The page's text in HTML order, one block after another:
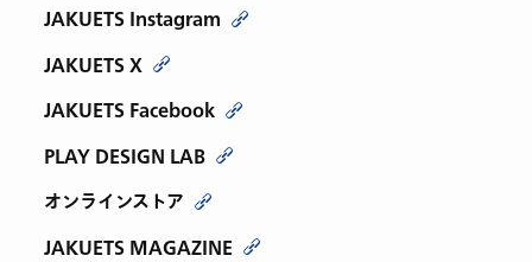
JAKUETS Instagram
JAKUETS X
JAKUETS Facebook
PLAY DESIGN LAB
オンラインストア
JAKUETS MAGAZINE